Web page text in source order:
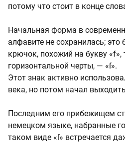
потому что стоит в конце
Начальная форма в
алфавите не сохранилась;
крючок, похожий на букву «f»,
горизонтальной черты, — «ſ».
Этот знак активно
века, но потом начал
Последним его прибежищем
немецком языке, набранные
таком виде «ſ» встречается